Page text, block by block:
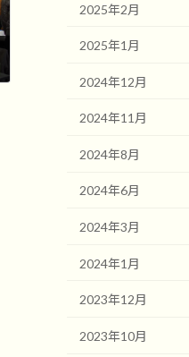
2025年2月
2025年1月
2024年12月
2024年11月
2024年8月
2024年6月
2024年3月
2024年1月
2023年12月
2023年10月